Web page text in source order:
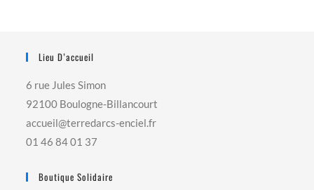
Lieu D’accueil
6 rue Jules Simon
92100 Boulogne-Billancourt
accueil@terredarcs-enciel.fr
01 46 84 01 37
Boutique Solidaire